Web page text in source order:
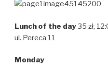
Lunch of the day35 zł,
ul. Pereca 11
Monday